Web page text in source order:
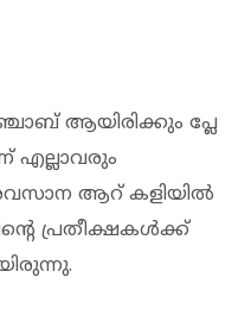
ആയിരിക്കും പ്ലേ
എല്ലാവരും
ആറ് കളിയിൽ
പ്രതീക്ഷകൾക്ക്